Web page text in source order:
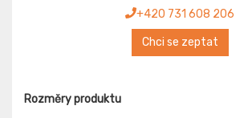
+420 731 608 206
Chci se zeptat
Rozměry produktu